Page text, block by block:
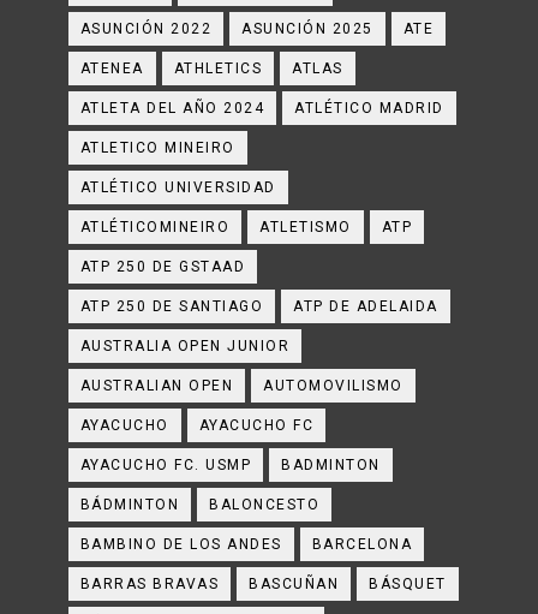
ASUNCIÓN 2022 ASUNCIÓN 2025 ATE
ATENEA ATHLETICS ATLAS
ATLETA DEL AÑO 2024 ATLÉTICO MADRID
ATLETICO MINEIRO
ATLÉTICO UNIVERSIDAD
ATLÉTICOMINEIRO ATLETISMO ATP
ATP 250 DE GSTAAD
ATP 250 DE SANTIAGO ATP DE ADELAIDA
AUSTRALIA OPEN JUNIOR
AUSTRALIAN OPEN AUTOMOVILISMO
AYACUCHO AYACUCHO FC
AYACUCHO FC. USMP BADMINTON
BÁDMINTON BALONCESTO
BAMBINO DE LOS ANDES BARCELONA
BARRAS BRAVAS BASCUÑAN BÁSQUET